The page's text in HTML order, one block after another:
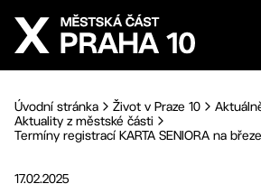
Přejít na hlavní obsah
Úvodní stránka Život v Praze 10
Aktuality z městské části
Termíny registrací KARTA SENIORA na
17.02.2025